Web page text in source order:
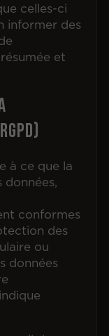
celles-ci
informer des
et
à ce que la
conformes
des
ou
données